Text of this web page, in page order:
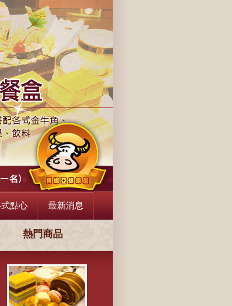
式點心
點心 最新消息
熱門商品